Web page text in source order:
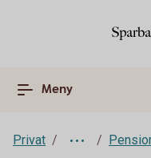
Meny
Privat